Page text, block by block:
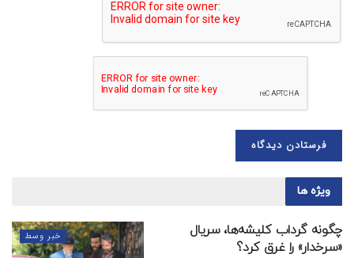
ویژه ها
خبر وسط
چگونه گرداب کلیشه‌ها، سریال
«سرخدار» را غرق کرد؟